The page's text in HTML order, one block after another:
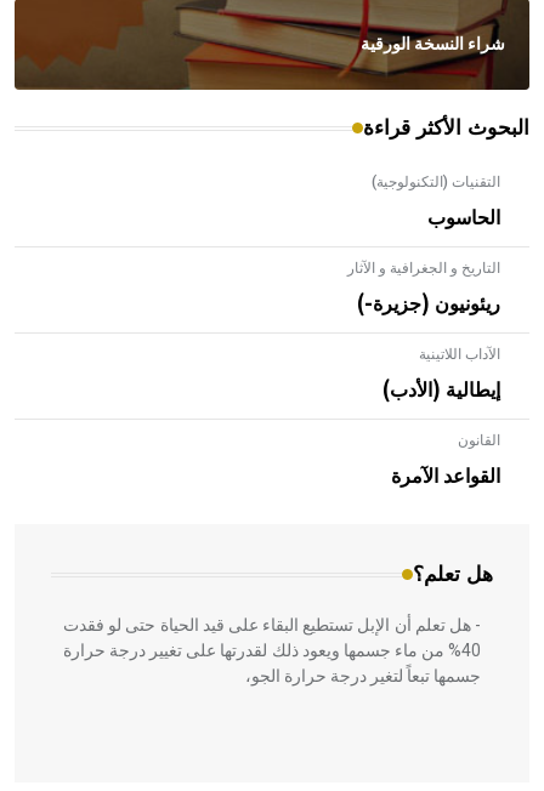
شراء النسخة الورقية
البحوث الأكثر قراءة
التقنيات (التكنولوجية)
الحاسوب
التاريخ و الجغرافية و الآثار
ريئونيون (جزيرة-)
الآداب اللاتينية
إيطالية (الأدب)
القانون
القواعد الآمرة
هل تعلم؟
- هل تعلم أن الأبلق نوع من الفنون الهندسية التي ارتبطت
بالعمارة الإسلامية في بلاد الشام ومصر خاصة، حيث يحرص
المعمار على بناء مداميكه وخاصة في الواجهات
- هل تعلم أن الإبل تستطيع البقاء على قيد الحياة حتى لو فقدت
40% من ماء جسمها ويعود ذلك لقدرتها على تغيير درجة حرارة
جسمها تبعاً لتغير درجة حرارة الجو،